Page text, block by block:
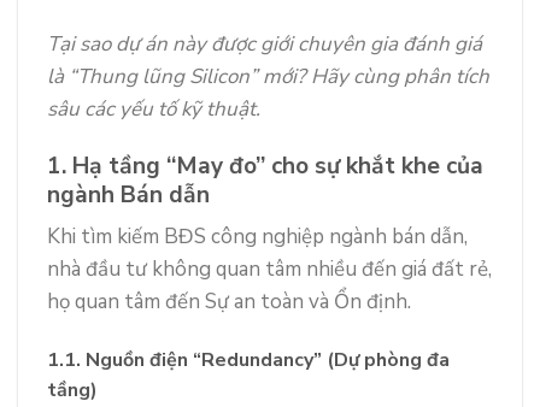
Tại sao dự án này được giới chuyên gia đánh giá
là “Thung lũng Silicon” mới? Hãy cùng phân tích
sâu các yếu tố kỹ thuật.
1. Hạ tầng “May đo” cho sự khắt khe của
ngành Bán dẫn
Khi tìm kiếm BĐS công nghiệp ngành bán dẫn,
nhà đầu tư không quan tâm nhiều đến giá đất rẻ,
họ quan tâm đến Sự an toàn và Ổn định.
1.1. Nguồn điện “Redundancy” (Dự phòng đa
tầng)